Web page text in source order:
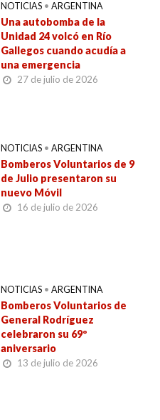
NOTICIAS • ARGENTINA
Una autobomba de la
Unidad 24 volcó en Río
Gallegos cuando acudía a
una emergencia
27 de julio de 2026
NOTICIAS • ARGENTINA
Bomberos Voluntarios de 9
de Julio presentaron su
nuevo Móvil
16 de julio de 2026
NOTICIAS • ARGENTINA
Bomberos Voluntarios de
General Rodríguez
celebraron su 69º
aniversario
13 de julio de 2026